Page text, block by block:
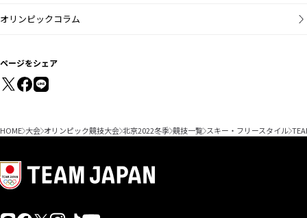
エアリアル混
オリンピックコラム
ページをシェア
HOME 大会 オリンピック競技大会 北京2022冬季 競技一覧 スキー・フリースタイル